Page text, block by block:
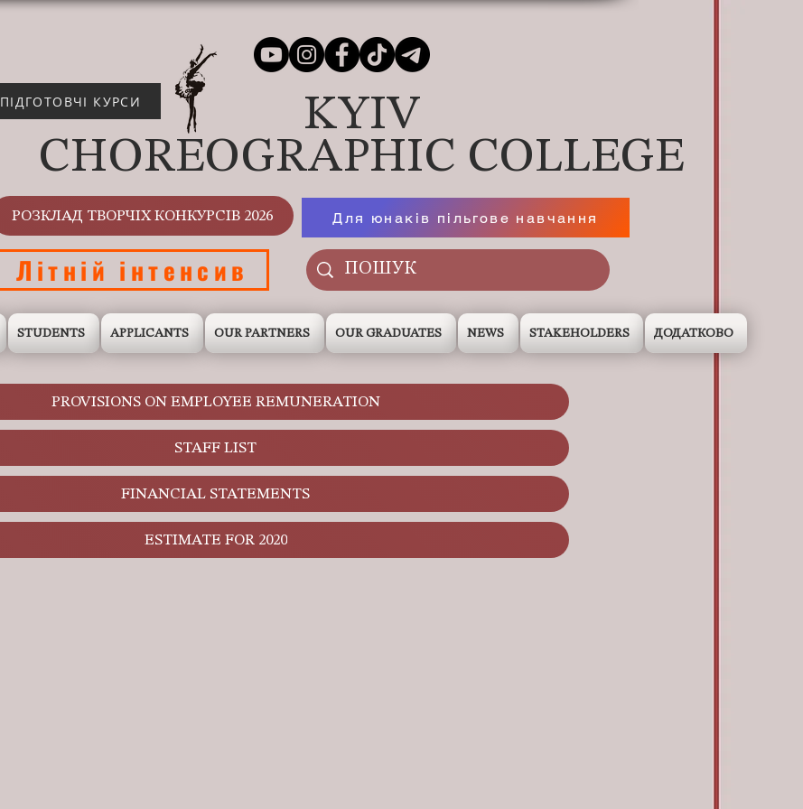
KYIV
CHOREOGRAPHIC COLLEGE
ПІДГОТОВЧІ КУРСИ
Для юнаків пільгове навчання
РОЗКЛАД ТВОРЧІХ КОНКУРСІВ 2026
Літній інтенсив
STUDENTS APPLICANTS OUR PARTNERS OUR GRADUATES NEWS STAKEHOLDERS ДОДАТКОВО
PROVISIONS ON EMPLOYEE REMUNERATION
STAFF LIST
FINANCIAL STATEMENTS
ESTIMATE FOR 2020